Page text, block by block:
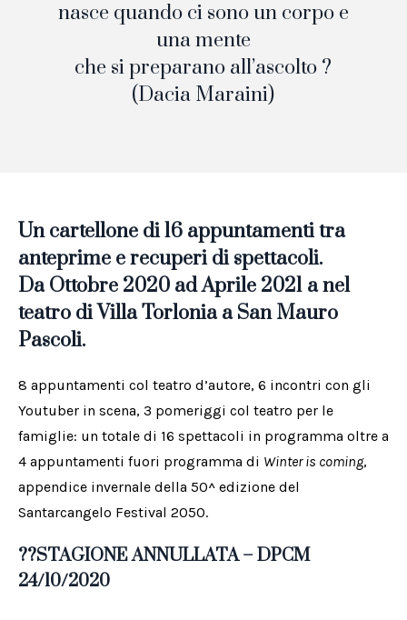
nasce quando ci sono un corpo e
una mente
che si preparano all’ascolto ?
(Dacia Maraini)
Un cartellone di 16 appuntamenti tra
anteprime e recuperi di spettacoli.
Da Ottobre 2020 ad Aprile 2021 a nel
teatro di Villa Torlonia a San Mauro
Pascoli.
8 appuntamenti col teatro d’autore, 6 incontri con gli
Youtuber in scena, 3 pomeriggi col teatro per le
famiglie: un totale di 16 spettacoli in programma oltre a
4 appuntamenti fuori programma di Winter is coming,
appendice invernale della 50^ edizione del
Santarcangelo Festival 2050.
??STAGIONE ANNULLATA – DPCM
24/10/2020